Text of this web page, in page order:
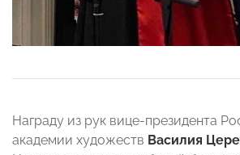
Награду из рук вице-президента
академии художеств Василия